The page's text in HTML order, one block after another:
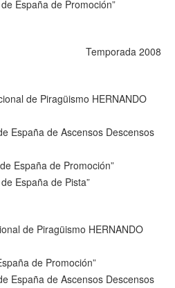
España de Promoción”
Temporada 2008
de Piragüismo HERNANDO
España de Ascensos Descensos
España de Promoción”
España de Pista”
de Piragüismo HERNANDO
de Promoción”
España de Ascensos Descensos